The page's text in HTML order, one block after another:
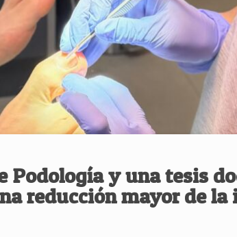
Podología y una tesis
reducción mayor de